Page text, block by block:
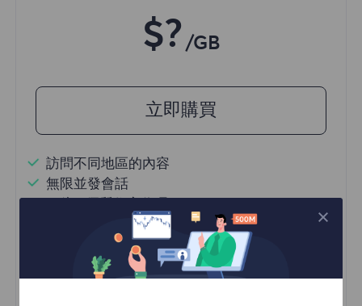
$? /GB
立即購買
訪問不同地區的內容
無限並發會話
HTTP(S)/SOCKS5